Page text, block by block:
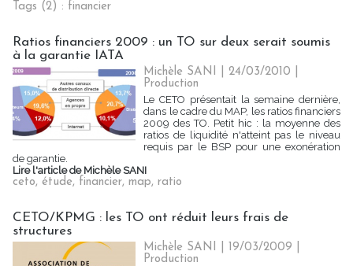
Tags (2) : financier
Ratios financiers 2009 : un TO sur deux serait soumis
à la garantie IATA
Michèle SANI | 24/03/2010
Production
Le CETO présentait la semaine dernière,
dans le cadre du MAP, les ratios financiers
2009 des TO. Petit hic : la moyenne des
ratios de liquidité n'atteint pas le niveau
requis par le BSP pour une exonération
de garantie.
Lire l'article de Michèle SANI
ceto, étude, financier, map, ratio
CETO/KPMG : les TO ont réduit leurs frais de
structures
Michèle SANI | 19/03/2009
Production